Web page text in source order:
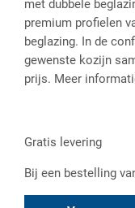
met dubbele
premium profielen
beglazing. In de
gewenste kozijn
prijs. Meer
Gratis levering
Bij een bestelling